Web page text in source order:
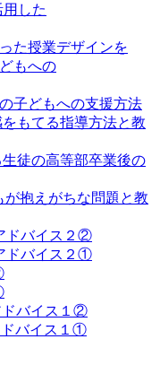
した
た授業デザインを
もへの
子どもへの支援方法
もてる指導方法と教
徒の高等部卒業後の
が抱えがちな問題と教
ドバイス２②
ドバイス２①
ドバイス１②
ドバイス１①